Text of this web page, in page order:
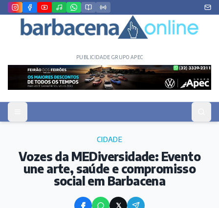
PUBLICIDADE GRUPO APEC
CIDADE
Vozes da MEDiversidade: Evento
une arte, saúde e compromisso
social em Barbacena
𝕏